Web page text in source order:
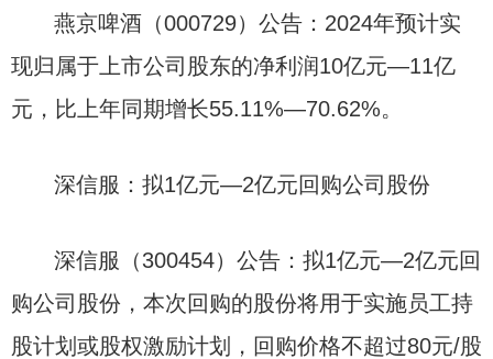
燕京啤酒（000729）公告：2024年预计实
现归属于上市公司股东的净利润10亿元—11亿
元，比上年同期增长55.11%—70.62%。
深信服：拟1亿元—2亿元回购公司股份
深信服（300454）公告：拟1亿元—2亿元回
购公司股份，本次回购的股份将用于实施员工持
股计划或股权激励计划，回购价格不超过80元/股